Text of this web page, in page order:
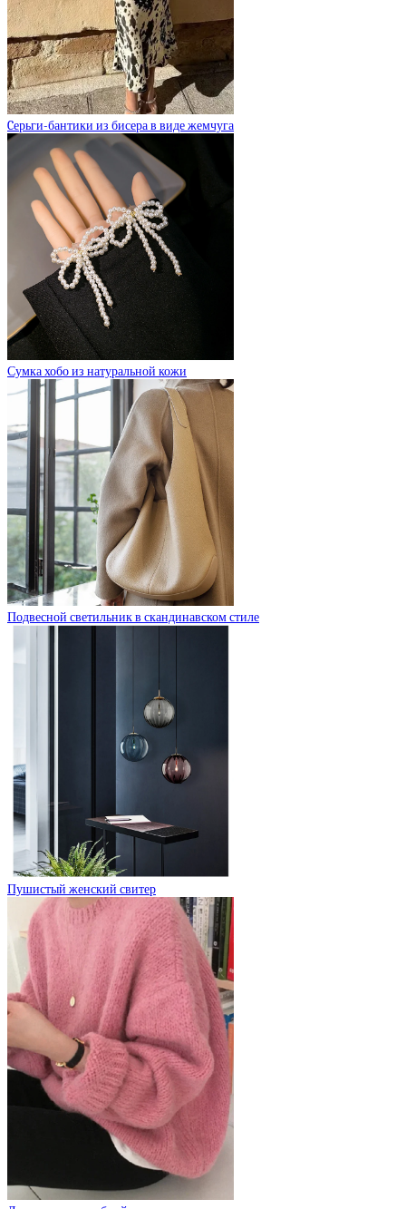
Cерьги-бантики из бисера в виде жемчуга
Сумка хобо из натуральной кожи
Подвесной светильник в скандинавском стиле
Пушистый женский свитер